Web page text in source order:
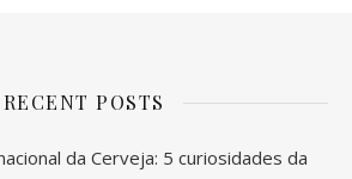
RECENT POSTS
da Cerveja: 5 curiosidades da